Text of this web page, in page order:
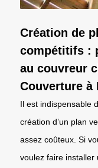
Création de
compétitifs :
au couvreur
Couverture à
Il est indispensable
création d’un plan
assez coûteux. Si
voulez faire installer